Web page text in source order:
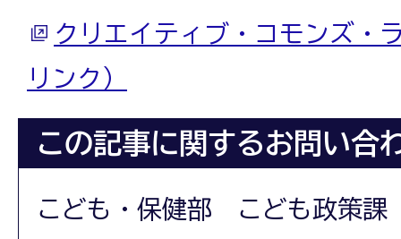
クリエイティブ・コモンズ・
リンク）
この記事に関するお問い合
こども・保健部 こども政策課